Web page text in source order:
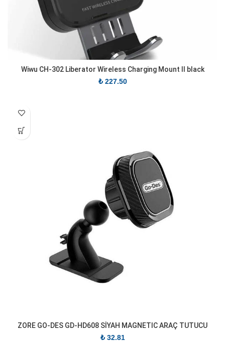
Wiwu CH-302 Liberator Wireless Charging Mount II black
₺227.50
ZORE GO-DES GD-HD608 SİYAH MAGNETIC ARAÇ TUTUCU
₺32.81